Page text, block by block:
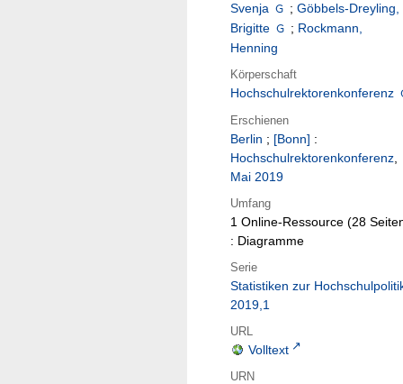
Svenja
; Göbbels-Dreyling,
Brigitte
; Rockmann,
Henning
Körperschaft
Hochschulrektorenkonferenz
Erschienen
Berlin ; [Bonn] :
Hochschulrektorenkonferenz,
Mai 2019
Umfang
1 Online-Ressource (28
: Diagramme
Serie
Statistiken zur
2019,1
URL
Volltext
URN